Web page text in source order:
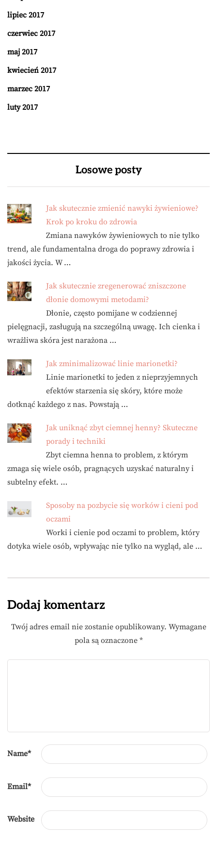
lipiec 2017
czerwiec 2017
maj 2017
kwiecień 2017
marzec 2017
luty 2017
Losowe posty
Jak skutecznie zmienić nawyki żywieniowe?
Krok po kroku do zdrowia
Zmiana nawyków żywieniowych to nie tylko
trend, ale fundamentalna droga do poprawy zdrowia i
jakości życia. W …
Jak skutecznie zregenerować zniszczone
dłonie domowymi metodami?
Dłonie, często pomijane w codziennej
pielęgnacji, zasługują na szczególną uwagę. Ich cienka i
wrażliwa skóra jest narażona …
Jak zminimalizować linie marionetki?
Linie marionetki to jeden z nieprzyjemnych
efektów starzenia się skóry, które może
dotknąć każdego z nas. Powstają …
Jak uniknąć zbyt ciemnej henny? Skuteczne
porady i techniki
Zbyt ciemna henna to problem, z którym
zmaga się wiele osób, pragnących uzyskać naturalny i
subtelny efekt. …
Sposoby na pozbycie się worków i cieni pod
oczami
Worki i cienie pod oczami to problem, który
dotyka wiele osób, wpływając nie tylko na wygląd, ale …
Dodaj komentarz
Twój adres email nie zostanie opublikowany. Wymagane
pola są oznaczone *
Name*
Email*
Website